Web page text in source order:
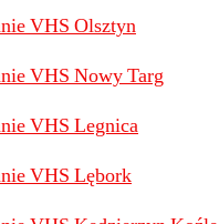
VHS Olsztyn
VHS Nowy Targ
VHS Legnica
VHS Lębork